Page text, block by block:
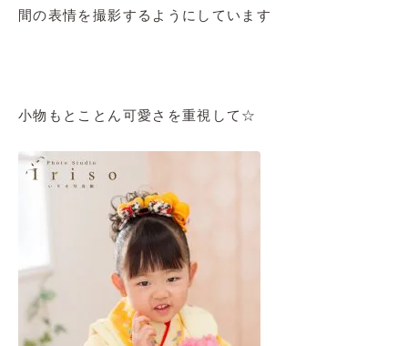
間の表情を撮影するようにしています
小物もとことん可愛さを重視して☆